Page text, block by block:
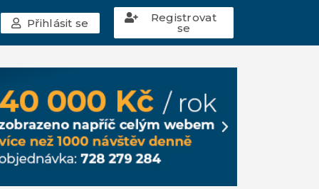
Přihlásit se Registrovat
se